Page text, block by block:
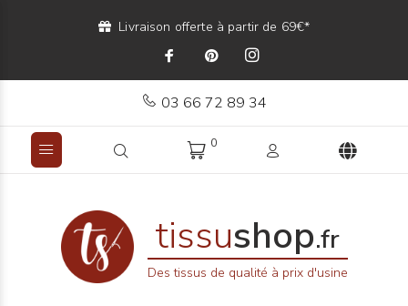
Livraison offerte à partir de 69€*
03 66 72 89 34
0
tissushop.fr
Des tissus de qualité à prix d'usine